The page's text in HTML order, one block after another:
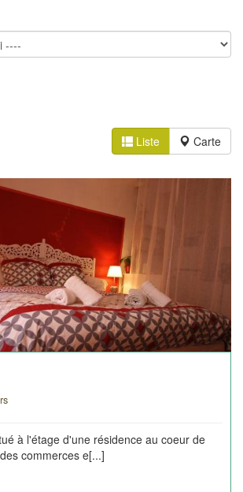
Liste Carte
à l'étage d'une résidence au coeur de
commerces e[...]